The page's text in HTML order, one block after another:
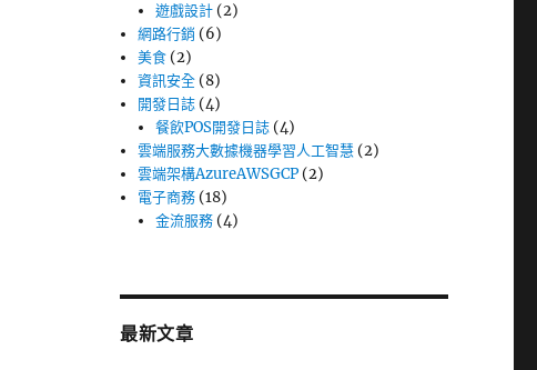
遊戲設計 (2)
網路行銷 (6)
美食 (2)
資訊安全 (8)
開發日誌 (4)
餐飲POS開發日誌 (4)
雲端服務大數據機器學習人工智慧 (2)
雲端架構AzureAWSGCP (2)
電子商務 (18)
金流服務 (4)
最新文章